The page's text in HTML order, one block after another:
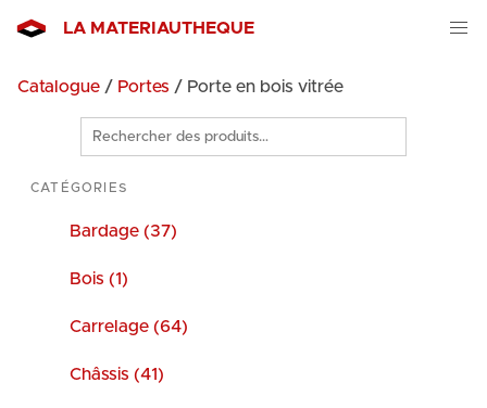
LA MATERIAUTHEQUE
Catalogue / Portes / Porte en bois vitrée
Rechercher
des
produits
CATÉGORIES
Bardage (37)
Bois (1)
Carrelage (64)
Châssis (41)